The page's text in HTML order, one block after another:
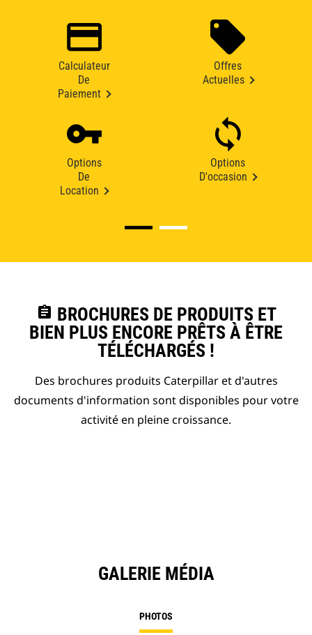
Calculateur
De
Paiement
Offres
Actuelles
Options
De
Location
Options
D'occasion
assignment BROCHURES DE PRODUITS ET
BIEN PLUS ENCORE PRÊTS À ÊTRE
TÉLÉCHARGÉS !
Des brochures produits Caterpillar et d'autres
documents d'information sont disponibles pour votre
activité en pleine croissance.
GALERIE MÉDIA
PHOTOS